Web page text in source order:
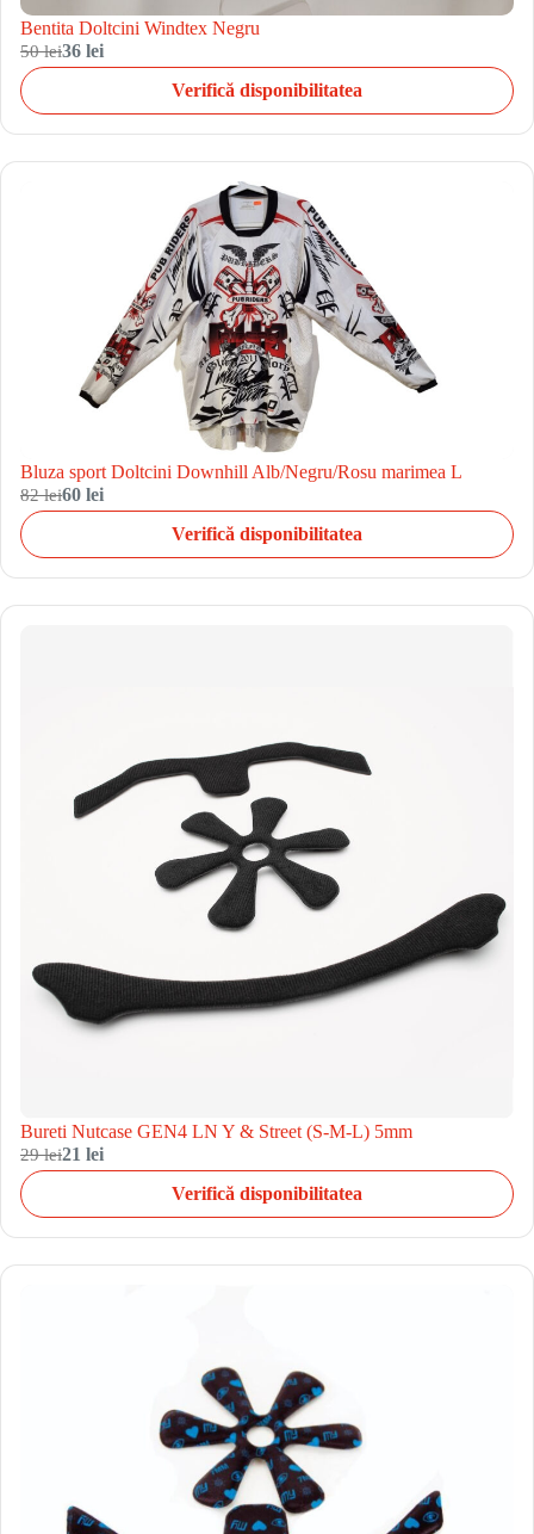
Bentita Doltcini Windtex Negru
50 lei36 lei
Verifică disponibilitatea
Bluza sport Doltcini Downhill Alb/Negru/Rosu marimea L
82 lei60 lei
Verifică disponibilitatea
Bureti Nutcase GEN4 LN Y & Street (S-M-L) 5mm
29 lei21 lei
Verifică disponibilitatea